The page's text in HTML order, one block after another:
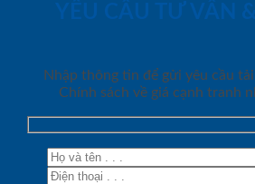
YÊU CẦU TƯ VẤN
Nhập thông tin để gửi yêu cầu
Chính sách về giá cạnh tranh